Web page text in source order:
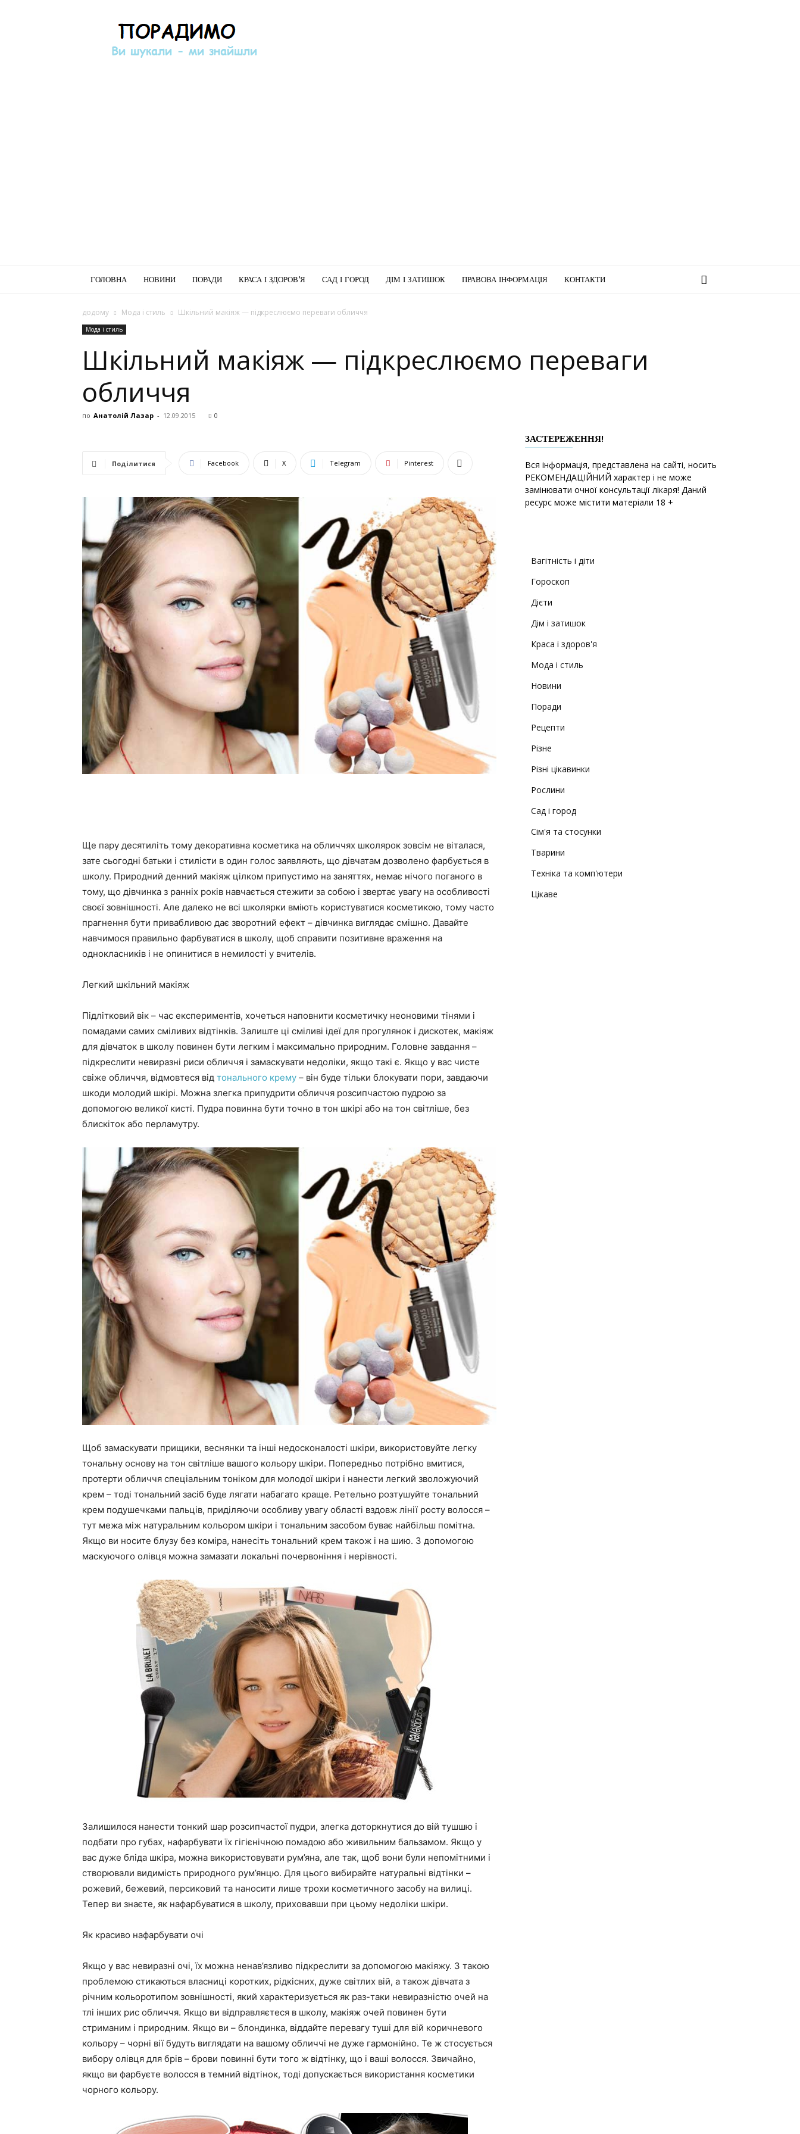
Порадимо
ГОЛОВНА НОВИНИ ПОРАДИ КРАСА І ЗДОРОВ’Я САД І ГОРОД ДІМ І ЗАТИШОК ПРАВОВА ІНФОРМАЦІЯ КОНТАКТИ
додому Мода і стиль Шкільний макіяж — підкреслюємо переваги обличчя
Мода і стиль
Шкільний макіяж — підкреслюємо переваги
обличчя
по Анатолій Лазар - 12.09.2015 0
Поділитися Facebook X Telegram Pinterest
Ще пару десятиліть тому декоративна косметика на обличчях школярок зовсім не віталася,
зате сьогодні батьки і стилісти в один голос заявляють, що дівчатам дозволено фарбується в
школу. Природний денний макіяж цілком припустимо на заняттях, немає нічого поганого в
тому, що дівчинка з ранніх років навчається стежити за собою і звертає увагу на особливості
своєї зовнішності. Але далеко не всі школярки вміють користуватися косметикою, тому часто
прагнення бути привабливою дає зворотний ефект – дівчинка виглядає смішно. Давайте
навчимося правильно фарбуватися в школу, щоб справити позитивне враження на
однокласників і не опинитися в немилості у вчителів.
Легкий шкільний макіяж
Підлітковий вік – час експериментів, хочеться наповнити косметичку неоновими тінями і
помадами самих сміливих відтінків. Залиште ці сміливі ідеї для прогулянок і дискотек, макіяж
для дівчаток в школу повинен бути легким і максимально природним. Головне завдання –
підкреслити невиразні риси обличчя і замаскувати недоліки, якщо такі є. Якщо у вас чисте
свіже обличчя, відмовтеся від тонального крему – він буде тільки блокувати пори, завдаючи
шкоди молодий шкірі. Можна злегка припудрити обличчя розсипчастою пудрою за
допомогою великої кисті. Пудра повинна бути точно в тон шкірі або на тон світліше, без
блискіток або перламутру.
Щоб замаскувати прищики, веснянки та інші недосконалості шкіри, використовуйте легку
тональну основу на тон світліше вашого кольору шкіри. Попередньо потрібно вмитися,
протерти обличчя спеціальним тоніком для молодої шкіри і нанести легкий зволожуючий
крем – тоді тональний засіб буде лягати набагато краще. Ретельно розтушуйте тональний
крем подушечками пальців, приділяючи особливу увагу області вздовж лінії росту волосся –
тут межа між натуральним кольором шкіри і тональним засобом буває найбільш помітна.
Якщо ви носите блузу без коміра, нанесіть тональний крем також і на шию. З допомогою
маскуючого олівця можна замазати локальні почервоніння і нерівності.
Залишилося нанести тонкий шар розсипчастої пудри, злегка доторкнутися до вій тушшю і
подбати про губах, нафарбувати їх гігієнічною помадою або живильним бальзамом. Якщо у
вас дуже бліда шкіра, можна використовувати рум’яна, але так, щоб вони були непомітними і
створювали видимість природного рум’янцю. Для цього вибирайте натуральні відтінки –
рожевий, бежевий, персиковий та наносити лише трохи косметичного засобу на вилиці.
Тепер ви знаєте, як нафарбуватися в школу, приховавши при цьому недоліки шкіри.
Як красиво нафарбувати очі
Якщо у вас невиразні очі, їх можна ненав’язливо підкреслити за допомогою макіяжу. З такою
проблемою стикаються власниці коротких, рідкісних, дуже світлих вій, а також дівчата з
річним кольоротипом зовнішності, який характеризується як раз-таки невиразністю очей на
тлі інших рис обличчя. Якщо ви відправляєтеся в школу, макіяж очей повинен бути
стриманим і природним. Якщо ви – блондинка, віддайте перевагу туші для вій коричневого
кольору – чорні вії будуть виглядати на вашому обличчі не дуже гармонійно. Те ж стосується
вибору олівця для брів – брови повинні бути того ж відтінку, що і ваші волосся. Звичайно,
якщо ви фарбуєте волосся в темний відтінок, тоді допускається використання косметики
чорного кольору.
ЗАСТЕРЕЖЕННЯ!
Вся інформація, представлена на сайті, носить
РЕКОМЕНДАЦІЙНИЙ характер і не може
замінювати очної консультації лікаря! Даний
ресурс може містити матеріали 18 +
Вагітність і діти
Гороскоп
Дієти
Дім і затишок
Краса і здоров'я
Мода і стиль
Новини
Поради
Рецепти
Різне
Різні цікавинки
Рослини
Сад і город
Сім'я та стосунки
Тварини
Техніка та комп'ютери
Цікаве